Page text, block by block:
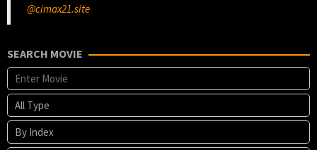
@cimax21.site
SEARCH MOVIE